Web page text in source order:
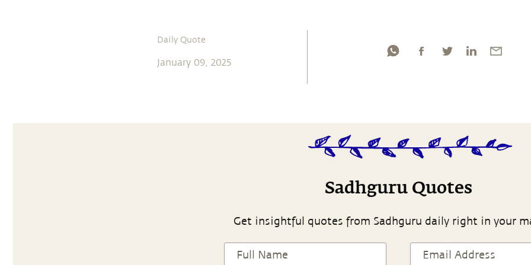
Daily Quote
January 09, 2025
Sadhguru Quotes
Get insightful quotes from Sadhguru daily right in your